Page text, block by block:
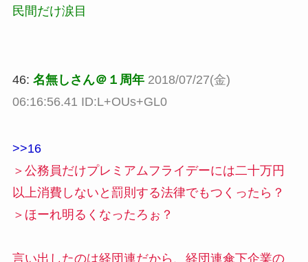
民間だけ涙目
46: 名無しさん＠１周年 2018/07/27(金)
06:16:56.41 ID:L+OUs+GL0
>>16
＞公務員だけプレミアムフライデーには二十万円
以上消費しないと罰則する法律でもつくったら？
＞ほーれ明るくなったろぉ？
言い出したのは経団連だから、経団連傘下企業の